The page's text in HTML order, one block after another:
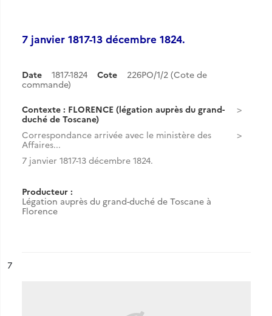
7 janvier 1817-13 décembre 1824.
Date 1817-1824 Cote
226PO/1/2 (Cote de
commande)
Contexte : FLORENCE (légation auprès du grand-
duché de Toscane)
Correspondance arrivée avec le ministère des
Affaires...
7 janvier 1817-13 décembre 1824.
Producteur :
Légation auprès du grand-duché de Toscane à
Florence
n°
7